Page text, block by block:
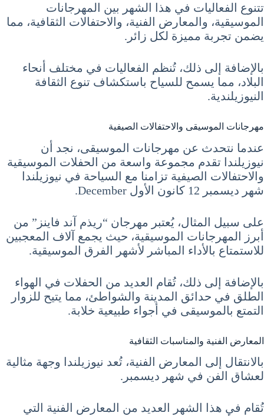
تتنوع الفعاليات في هذا الشهر بين المهرجانات
الموسيقية، والمعارض الفنية، والاحتفالات الثقافية، مما
يضمن تجربة مميزة لكل زائر.
بالإضافة إلى ذلك، تُنظم الفعاليات في مختلف أنحاء
البلاد، مما يسمح للسياح باستكشاف تنوع الثقافة
النيوزيلندية.
مهرجانات الموسيقى والاحتفالات الصيفية
عندما نتحدث عن مهرجانات الموسيقى، نجد أن
نيوزيلندا تقدم مجموعة واسعة من الحفلات الموسيقية
والاحتفالات الصيفية تزامنا مع السياحة في نيوزيلندا
شهر ديسمبر 12 كانون الأول December.
على سبيل المثال، يُعتبر مهرجان “ريذم آند فاينز” من
أبرز المهرجانات الموسيقية، حيث يجمع آلاف المعجبين
للاستمتاع بالأداء المباشر لأشهر الفرق الموسيقية.
بالإضافة إلى ذلك، تُقام العديد من الحفلات في الهواء
الطلق في حدائق المدينة والشواطئ، مما يتيح للزوار
التمتع بالموسيقى في أجواء طبيعية خلابة.
المعارض الفنية والمناسبات الثقافية
بالانتقال إلى المعارض الفنية، تُعد نيوزيلندا وجهة مثالية
لعشاق الفن في شهر ديسمبر.
تُقام في هذا الشهر العديد من المعارض الفنية التي